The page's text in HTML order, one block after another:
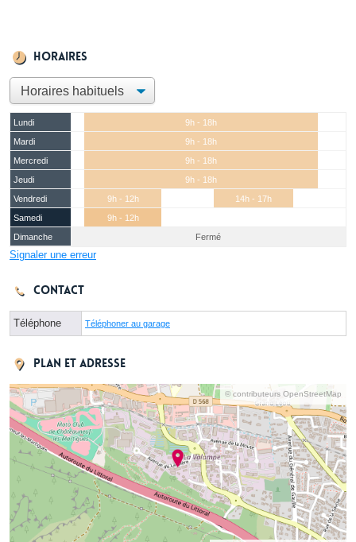
Horaires
Lundi
9h - 18h
Mardi
9h - 18h
Mercredi
9h - 18h
Jeudi
9h - 18h
Vendredi
9h - 12h
14h - 17h
Samedi
9h - 12h
Dimanche
Fermé
Signaler une erreur
Contact
Téléphone Téléphoner au garage
Plan et adresse
© contributeurs OpenStreetMap